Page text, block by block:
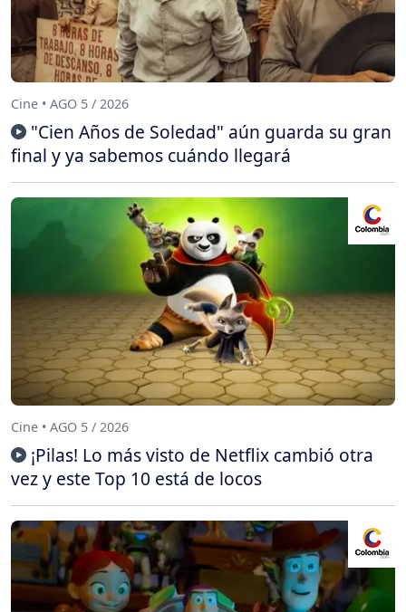
Cine • AGO 5 / 2026
"Cien Años de Soledad" aún guarda su gran
final y ya sabemos cuándo llegará
Cine • AGO 5 / 2026
¡Pilas! Lo más visto de Netflix cambió otra
vez y este Top 10 está de locos